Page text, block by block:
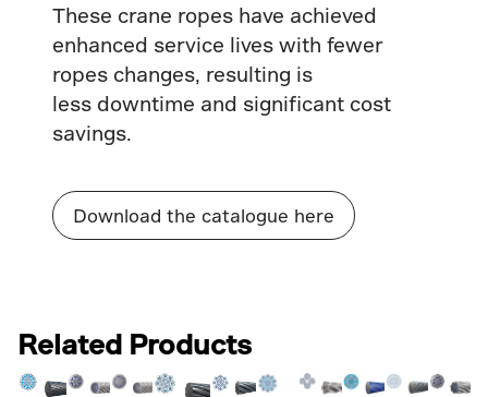
These crane ropes have achieved
enhanced service lives with fewer
ropes changes, resulting is
less downtime and significant cost
savings.
Download the catalogue here
Related Products